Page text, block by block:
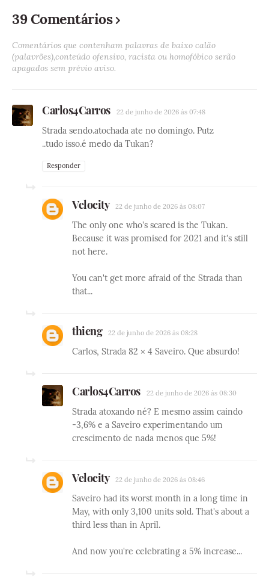
39 Comentários
Comentários que contenham palavras de baixo calão
(palavrões),conteúdo ofensivo, racista ou homofóbico serão
apagados sem prévio aviso.
Carlos4Carros 22 de junho de 2026 às 07:48
Strada sendo.atochada ate no domingo. Putz
..tudo isso.é medo da Tukan?
Responder
Velocity 22 de junho de 2026 às 08:07
The only one who's scared is the Tukan.
Because it was promised for 2021 and it's still
not here.
You can't get more afraid of the Strada than
that...
thieng 22 de junho de 2026 às 08:28
Carlos, Strada 82 × 4 Saveiro. Que absurdo!
Carlos4Carros 22 de junho de 2026 às 08:30
Strada atoxando né? E mesmo assim caindo
-3,6% e a Saveiro experimentando um
crescimento de nada menos que 5%!
Velocity 22 de junho de 2026 às 08:46
Saveiro had its worst month in a long time in
May, with only 3,100 units sold. That's about a
third less than in April.
And now you're celebrating a 5% increase...